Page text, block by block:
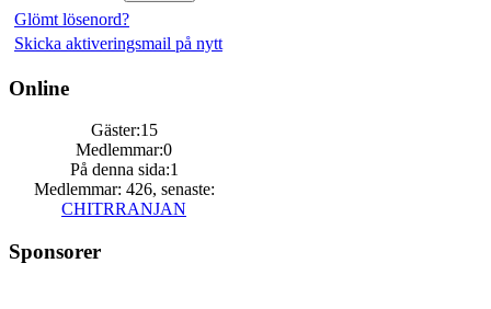
Glömt lösenord?
Skicka aktiveringsmail på nytt
Online
Gäster:15
Medlemmar:0
På denna sida:1
Medlemmar: 426, senaste:
CHITRRANJAN
Sponsorer